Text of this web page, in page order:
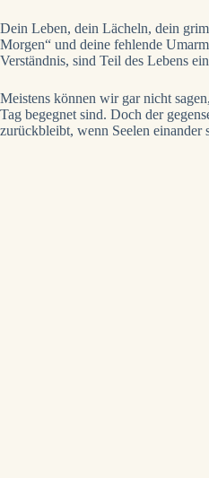
Dein Leben, dein Lächeln, dein
Morgen“ und deine fehlende
Verständnis, sind Teil des Lebens
Meistens können wir gar nicht
Tag begegnet sind. Doch der
zurückbleibt, wenn Seelen